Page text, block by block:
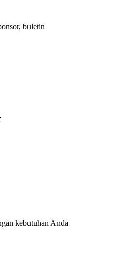
buletin
kebutuhan Anda